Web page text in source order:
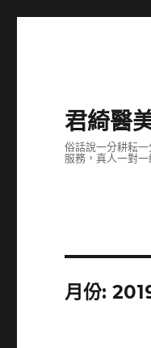
君綺醫
俗話說一分耕耘
服務，真人一對
月份: